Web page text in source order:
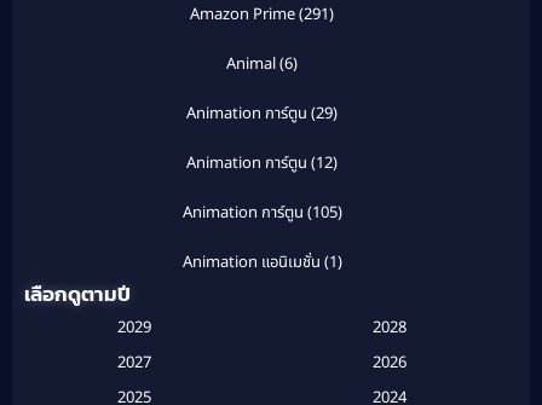
Amazon Prime(291)
Animal(6)
Animation การ์ตูน (29)
Animation การ์ตูน (12)
Animation การ์ตูน (105)
Animation แอนิเมชั่น (1)
เลือกดูตามปี
2029
2028
2027
2026
2025
2024